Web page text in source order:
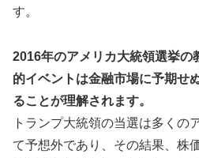
す。
2016年のアメリカ大統領選挙の
的イベントは金融市場に予期せ
ることが理解されます。
トランプ大統領の当選は多くの
て予想外であり、その結果、株